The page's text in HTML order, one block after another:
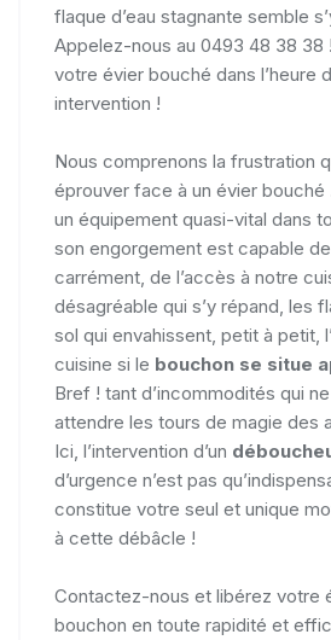
flaque d’eau stagnante semble
Appelez-nous au 0493 48 38 38
votre évier bouché dans l’heure
intervention !
Nous comprenons la frustration
éprouver face à un évier bouché
un équipement quasi-vital dans
son engorgement est capable
carrément, de l’accès à notre
désagréable qui s’y répand, les
sol qui envahissent, petit à petit,
cuisine si le bouchon se situe
Bref ! tant d’incommodités qui
attendre les tours de magie des
Ici, l’intervention d’un
d’urgence n’est pas
constitue votre seul et unique
à cette débâcle !
Contactez-nous et libérez votre
bouchon en toute rapidité et